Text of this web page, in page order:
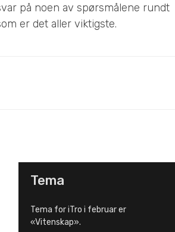
på noen av spørsmålene rundt
er det aller viktigste.
Tema
Tema for iTro i februar er
«Vitenskap».